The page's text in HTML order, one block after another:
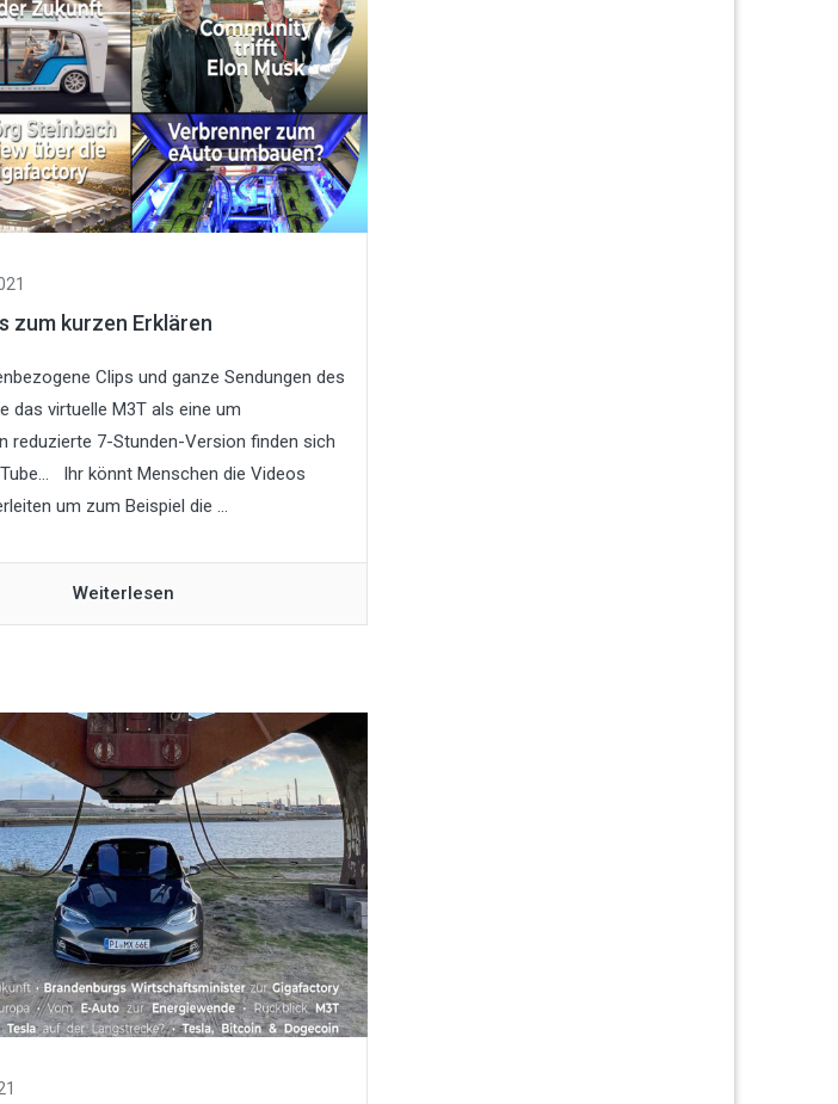
zum kurzen Erklären
Clips und ganze Sendungen des
das virtuelle M3T als eine um
reduzierte 7-Stunden-Version finden sich
Ihr könnt Menschen die Videos
um zum Beispiel die ...
Weiterlesen